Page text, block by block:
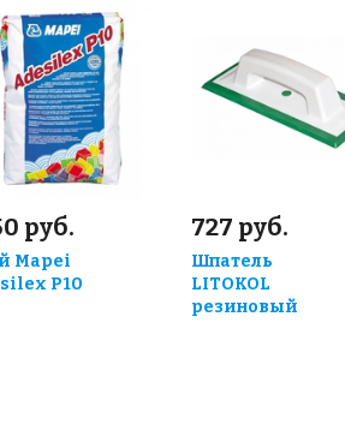
руб.
Mapei
P10
727 руб.
Шпатель
LITOKOL
резиновый